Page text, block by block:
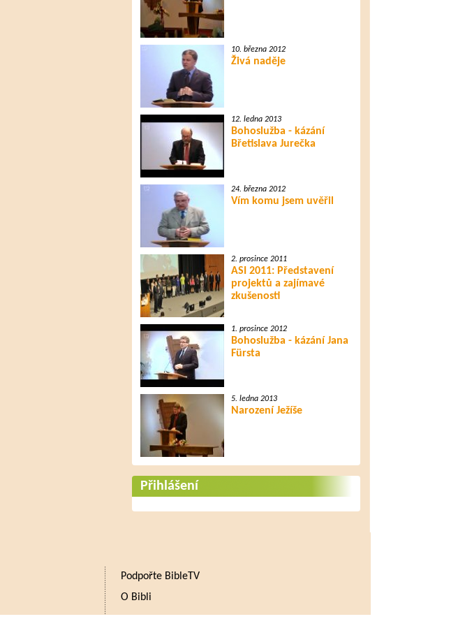
10. března 2012
Živá naděje
12. ledna 2013
Bohoslužba - kázání
Břetislava Jurečka
24. března 2012
Vím komu jsem uvěřil
2. prosince 2011
ASI 2011: Představení
projektů a zajímavé
zkušenosti
1. prosince 2012
Bohoslužba - kázání Jana
Fürsta
5. ledna 2013
Narození Ježíše
Přihlášení
Podpořte BibleTV
O Bibli